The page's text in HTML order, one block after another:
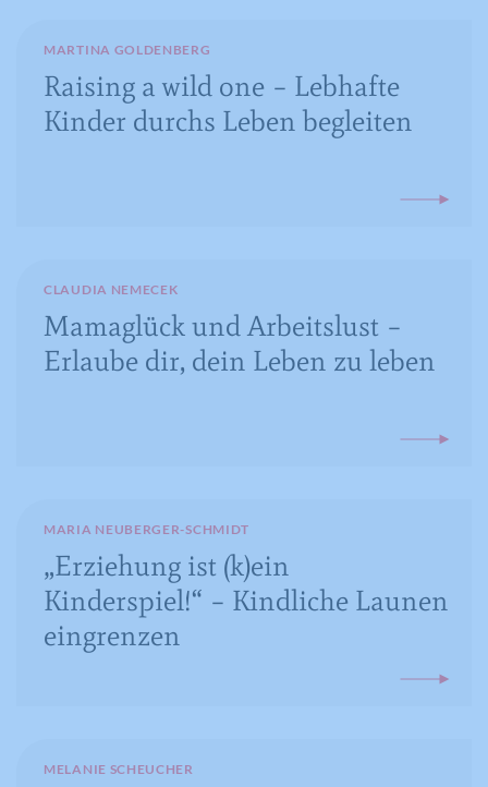
MARTINA GOLDENBERG
Raising a wild one – Lebhafte
Kinder durchs Leben begleiten
CLAUDIA NEMECEK
Mamaglück und Arbeitslust –
Erlaube dir, dein Leben zu leben
MARIA NEUBERGER-SCHMIDT
„Erziehung ist (k)ein
Kinderspiel!“ – Kindliche Launen
eingrenzen
MELANIE SCHEUCHER
Zweck